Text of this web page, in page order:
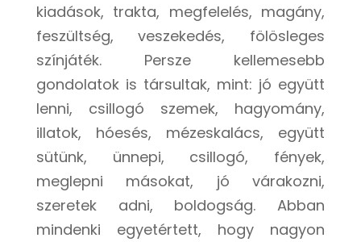
kiadások, trakta, megfelelés, magány,
feszültség, veszekedés, fölösleges
színjáték. Persze kellemesebb
gondolatok is társultak, mint: jó együtt
lenni, csillogó szemek, hagyomány,
illatok, hóesés, mézeskalács, együtt
sütünk, ünnepi, csillogó, fények,
meglepni másokat, jó várakozni,
szeretek adni, boldogság. Abban
mindenki egyetértett, hogy nagyon